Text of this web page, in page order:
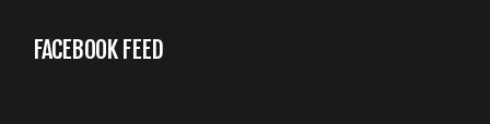
FACEBOOK FEED